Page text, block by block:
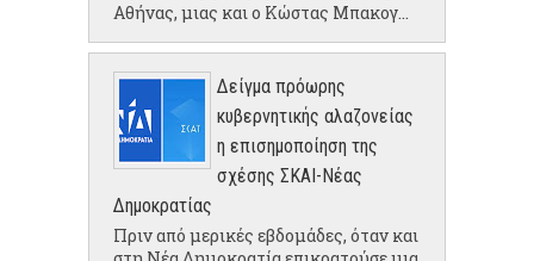
Αθήνας, μιας και ο Κώστας Μπακογ...
Δείγμα πρόωρης
κυβερνητικής αλαζονείας
η επισημοποίηση της
σχέσης ΣΚΑΙ-Νέας
Δημοκρατίας
Πριν από μερικές εβδομάδες, όταν και